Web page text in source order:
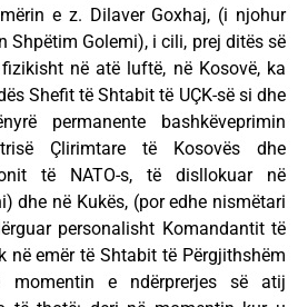
e z. Dilaver Goxhaj, (i njohur
Shpëtim Golemi), i cili, prej ditës së
në atë luftë, në Kosovë, ka
Shefit të Shtabit të UÇK-së si dhe
permanente bashkëveprimin
Çlirimtare të Kosovës dhe
të NATO-s, të disllokuar në
dhe në Kukës, (por edhe nismëtari
personalisht Komandantit të
në emër të Shtabit të Përgjithshëm
momentin e ndërprerjes së atij